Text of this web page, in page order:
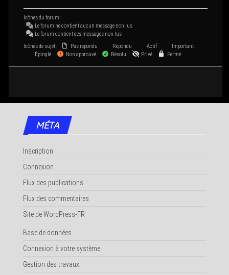
Icônes du forum :
Le forum ne contient aucun mes­sage non lus
Le forum contient des mes­sages non lus
Icônes de sujet :
Pas répondu Repondu Actif
Important
Épinglé
Non approuvé Résolu Privé Fermé
MÉTA
Inscription
Connexion
Flux des publications
Flux des commentaires
Site de WordPress-FR
Base de données
Connexion à votre système
Gestion des travaux